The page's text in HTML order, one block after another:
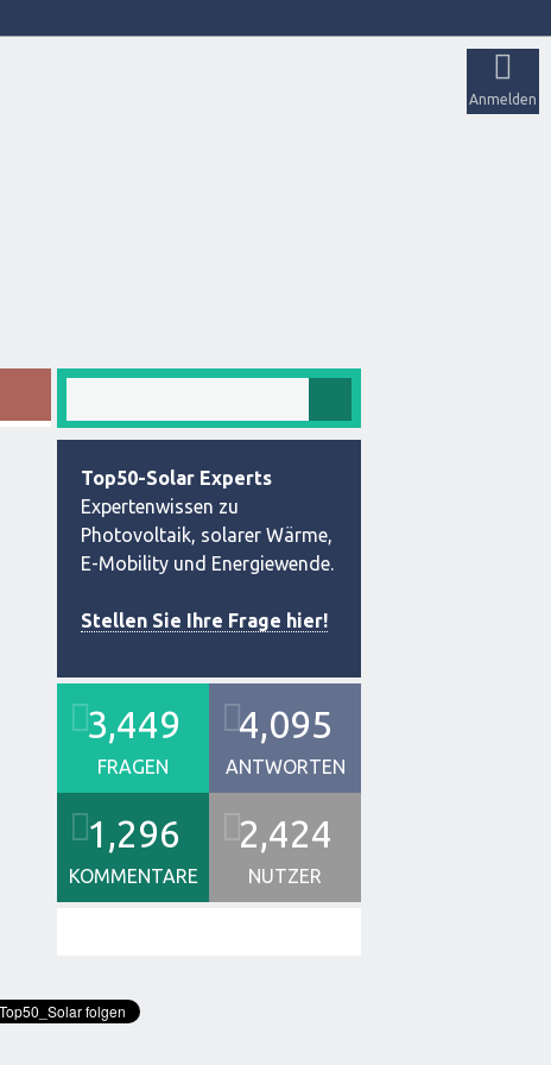
Anmelden
Top50-Solar Experts
Expertenwissen zu
Photovoltaik, solarer Wärme,
E-Mobility und Energiewende.
Stellen Sie Ihre Frage hier!
3,449
FRAGEN
4,095
ANTWORTEN
1,296
KOMMENTARE
2,424
NUTZER